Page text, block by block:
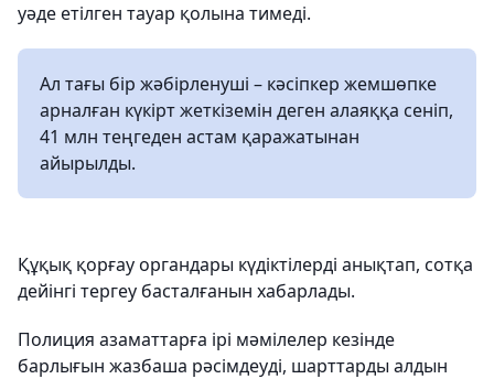
уәде етілген тауар қолына тимеді.
Ал тағы бір жәбірленуші – кәсіпкер жемшөпке
арналған күкірт жеткіземін деген алаяққа сеніп,
41 млн теңгеден астам қаражатынан
айырылды.
Құқық қорғау органдары күдіктілерді анықтап, сотқа
дейінгі тергеу басталғанын хабарлады.
Полиция азаматтарға ірі мәмілелер кезінде
барлығын жазбаша рәсімдеуді, шарттарды алдын